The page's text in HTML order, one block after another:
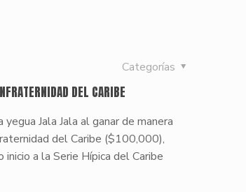
Categorías
DEL CARIBE
Jala Jala al ganar de manera
del Caribe ($100,000),
a la Serie Hípica del Caribe